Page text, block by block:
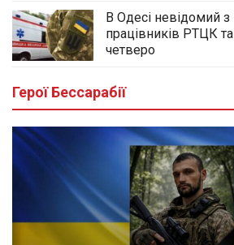
В Одесі невідомий з
працівників РТЦК
четверо
Герої Бессарабії